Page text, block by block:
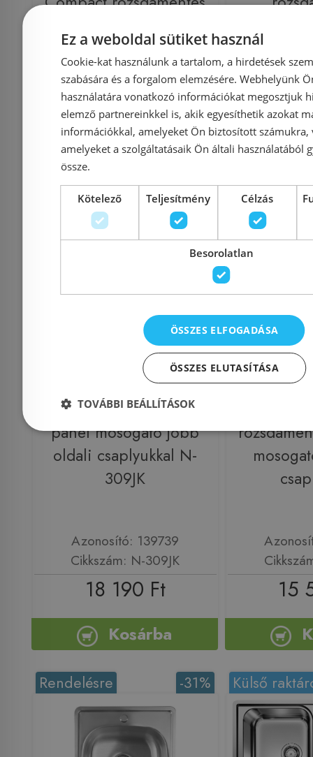
Azonosító: 191845
Cikkszám: 513441
28 189 Ft
Kosárba
Livinox rozsdamentes
panel mosogató jobb
oldali csaplyukkal N-
309JK
Azonosító: 139739
Cikkszám: N-309JK
18 190 Ft
Kosárba
Külső
15
-31%
Rendelésre Külső
Ez a weboldal sütiket használ
Cookie-kat használunk a tartalom, a hirdetések
szabására és a forgalom elemzésére. Webhelyünk
használatára vonatkozó információkat megosztjuk
elemző partnereinkkel is, akik egyesíthetik azokat
információkkal, amelyeket Ön biztosított számukra,
amelyeket a szolgáltatásaik Ön általi használatából
össze.
Kötelező Teljesítmény Célzás
Besorolatlan
ÖSSZES ELFOGADÁSA
ÖSSZES ELUTASÍTÁSA
TOVÁBBI BEÁLLÍTÁSOK